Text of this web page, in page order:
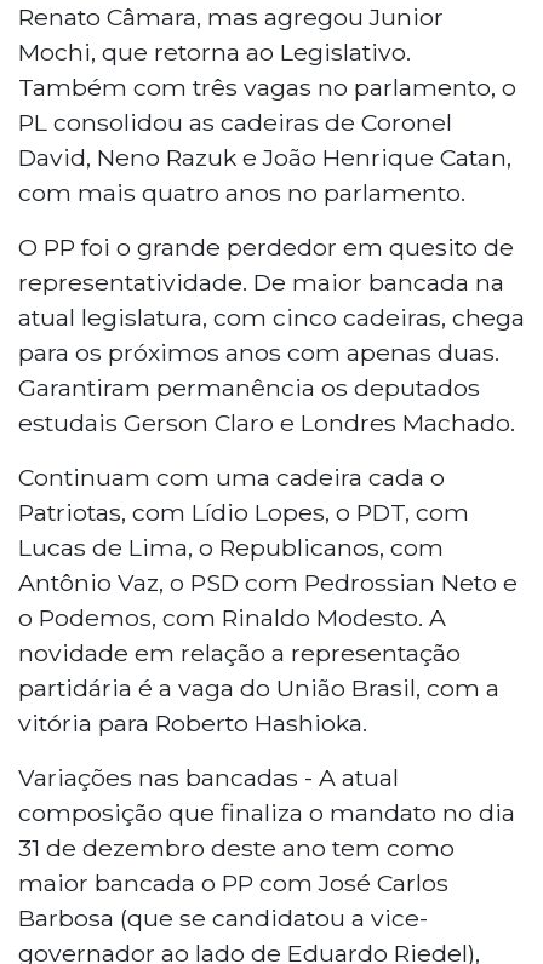
Renato Câmara, mas agregou Junior
Mochi, que retorna ao Legislativo.
Também com três vagas no parlamento, o
PL consolidou as cadeiras de Coronel
David, Neno Razuk e João Henrique Catan,
com mais quatro anos no parlamento.
O PP foi o grande perdedor em quesito de
representatividade. De maior bancada na
atual legislatura, com cinco cadeiras, chega
para os próximos anos com apenas duas.
Garantiram permanência os deputados
estudais Gerson Claro e Londres Machado.
Continuam com uma cadeira cada o
Patriotas, com Lídio Lopes, o PDT, com
Lucas de Lima, o Republicanos, com
Antônio Vaz, o PSD com Pedrossian Neto e
o Podemos, com Rinaldo Modesto. A
novidade em relação a representação
partidária é a vaga do União Brasil, com a
vitória para Roberto Hashioka.
Variações nas bancadas - A atual
composição que finaliza o mandato no dia
31 de dezembro deste ano tem como
maior bancada o PP com José Carlos
Barbosa (que se candidatou a vice-
governador ao lado de Eduardo Riedel),